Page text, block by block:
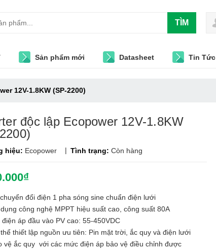
TÌM
Sản phẩm mới Datasheet Tin Tức
12V-1.8KW (SP-2200)
độc lập Ecopower 12V-1.8KW
hiệu: Ecopower | Tình trạng: Còn hàng
đổi điện 1 pha sóng sine chuẩn điện lưới
công nghệ MPPT hiệu suất cao, công suất 80A
điện áp đầu vào PV cao: 55-450VDC
thiết lập nguồn ưu tiên: Pin mặt trời, ắc quy và điện lưới
vệ ắc quy với các mức điện áp bảo vệ điều chỉnh được